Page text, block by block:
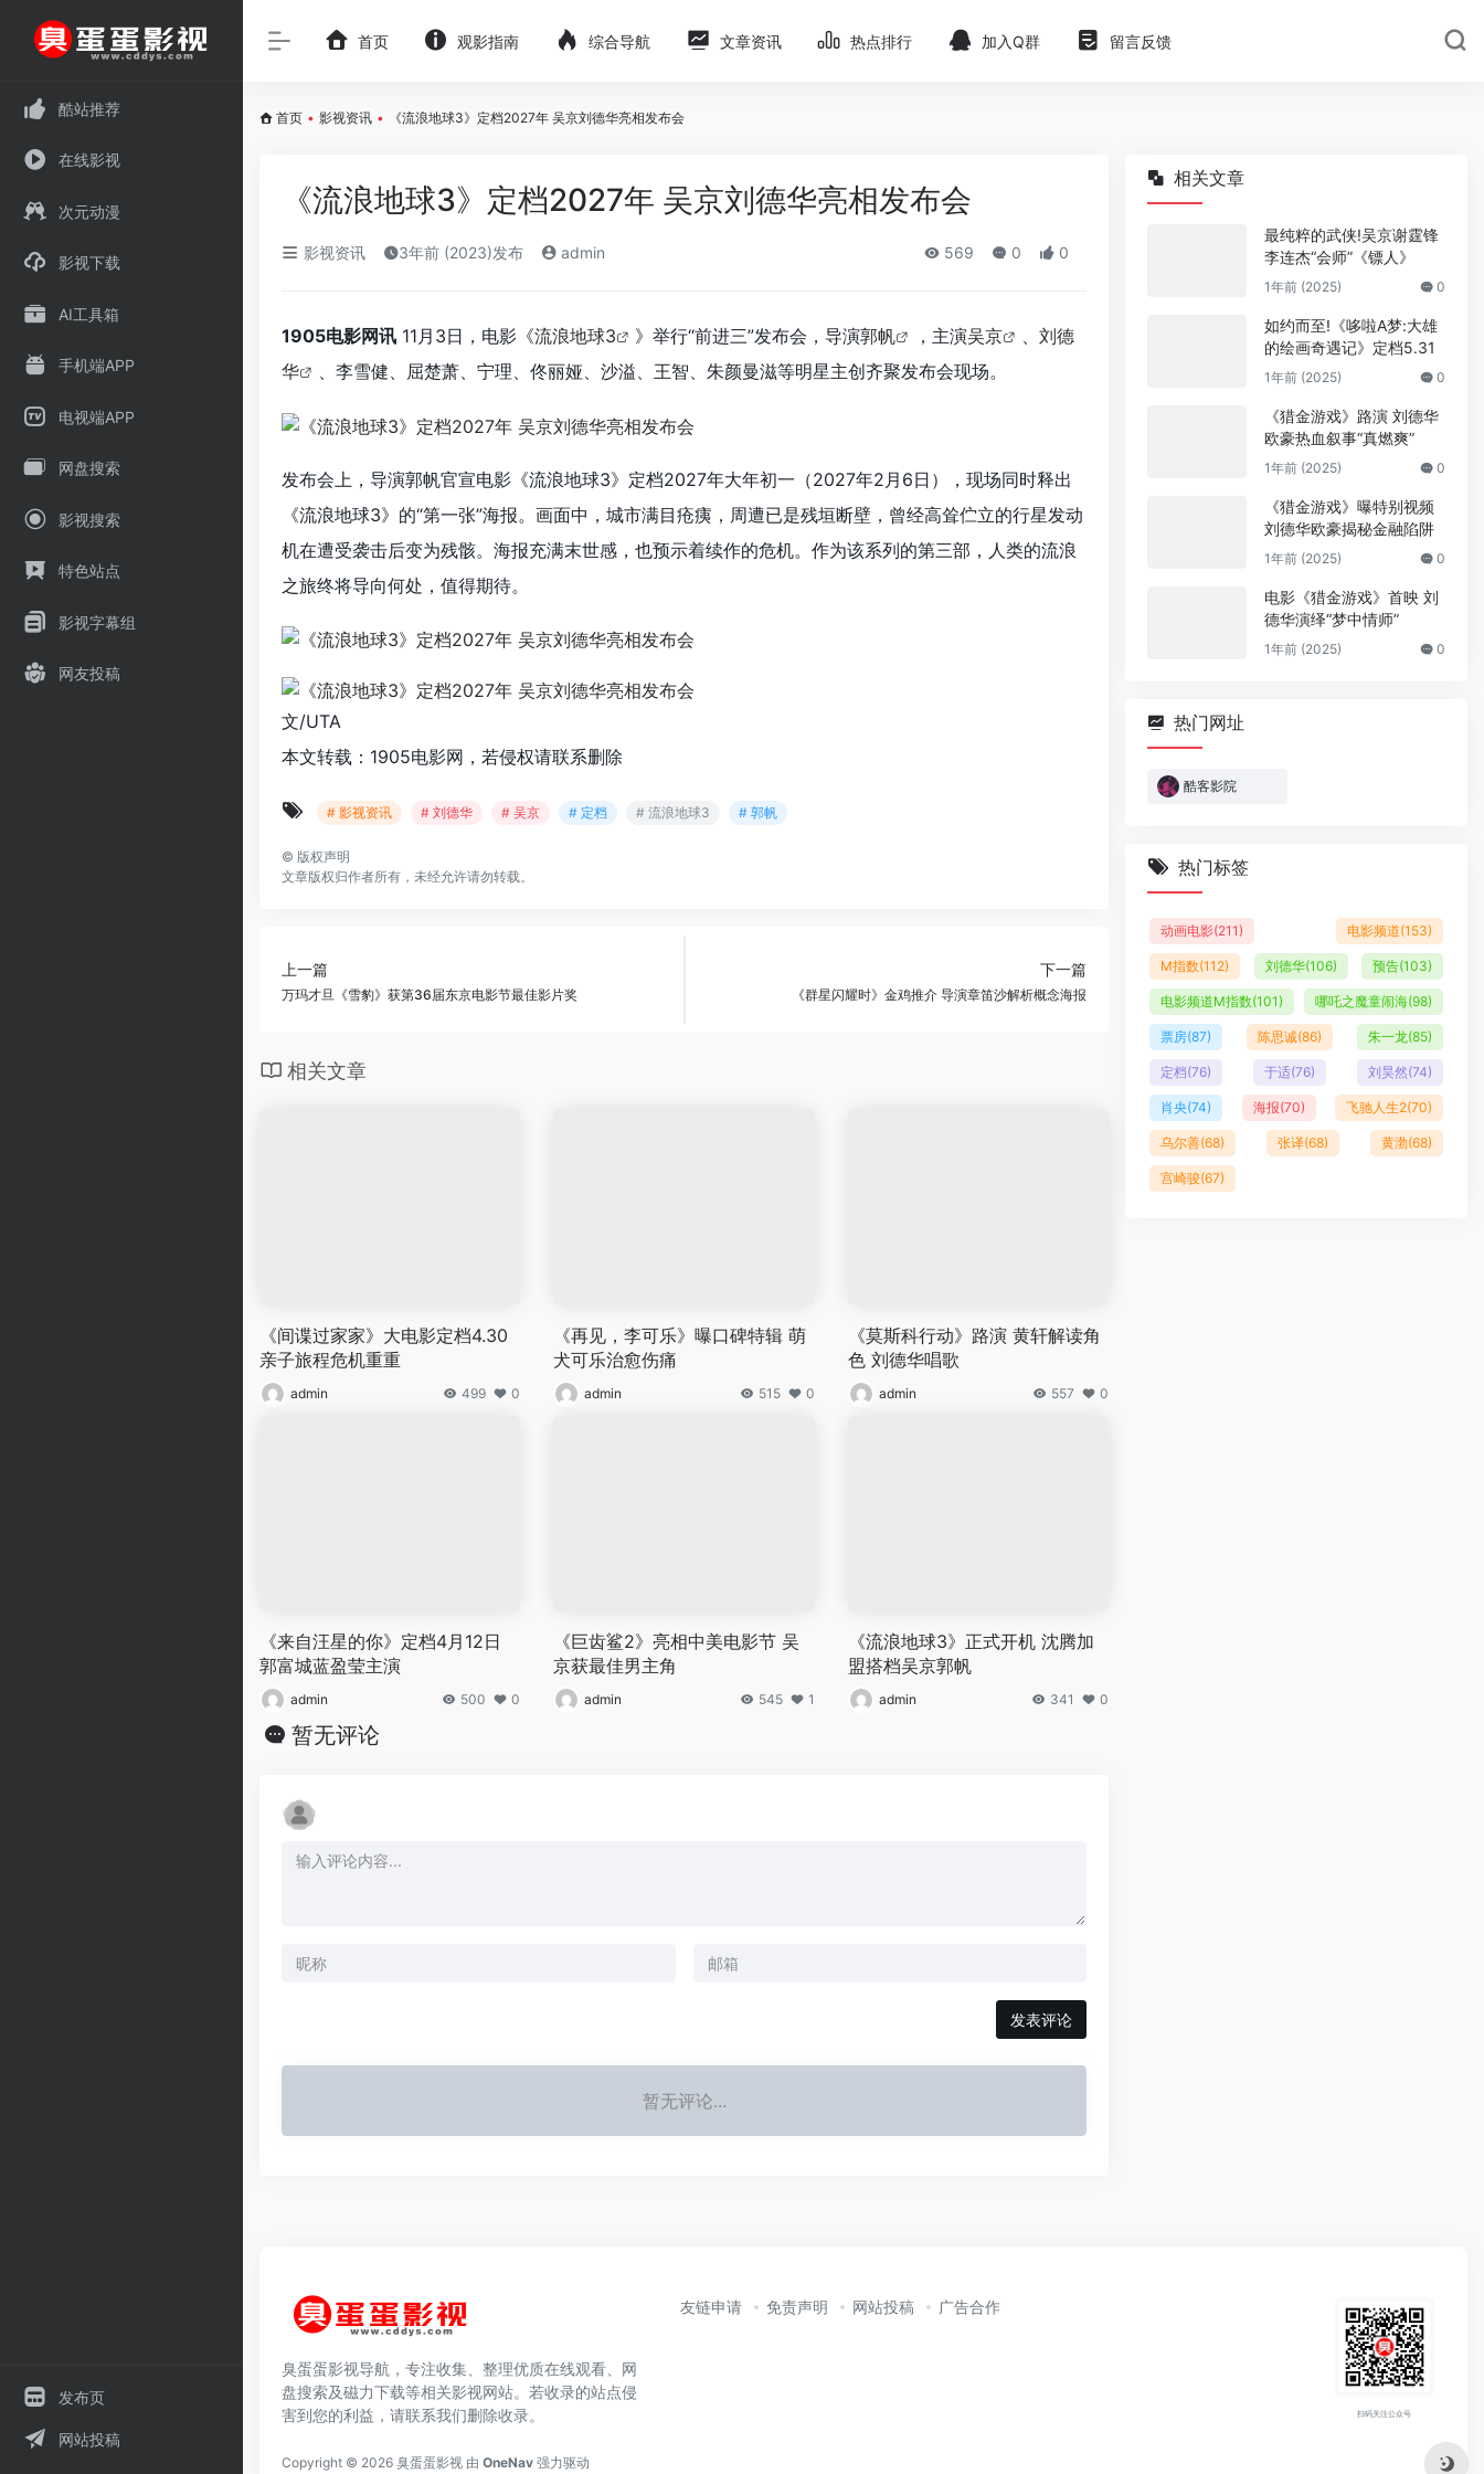
酷站推荐
在线影视
次元动漫
影视下载
AI工具箱
手机端APP
电视端APP
网盘搜索
影视搜索
特色站点
影视字幕组
网友投稿
发布页
网站投稿
首页 观影指南 综合导航 文章资讯 热点排行 加入Q群 留言反馈
首页 • 影视资讯 • 《流浪地球3》定档2027年 吴京刘德华亮相发布会
《流浪地球3》定档2027年 吴京刘德华亮相发布会
影视资讯 3年前 (2023)发布 admin 569 0 0
1905电影网讯 11月3日，电影《流浪地球3 》举行“前进三”发布会，导演郭帆 ，主演吴京 、 刘德
华
、李雪健、屈楚萧、宁理、佟丽娅、沙溢、王智、朱颜曼滋等明星主创齐聚发布会现场。
发布会上，导演郭帆官宣电影《流浪地球3》定档2027年大年初一（2027年2月6日），现场同时释出
《流浪地球3》的“第一张”海报。画面中，城市满目疮痍，周遭已是残垣断壁，曾经高耸伫立的行星发动
机在遭受袭击后变为残骸。海报充满末世感，也预示着续作的危机。作为该系列的第三部，人类的流浪
之旅终将导向何处，值得期待。
文/UTA
本文转载：1905电影网，若侵权请联系删除
# 影视资讯 # 刘德华 # 吴京 # 定档 # 流浪地球3 # 郭帆
© 版权声明
文章版权归作者所有，未经允许请勿转载。
上一篇
万玛才旦《雪豹》获第36届东京电影节最佳影片奖
下一篇
《群星闪耀时》金鸡推介 导演章笛沙解析概念海报
相关文章
《间谍过家家》大电影定档4.30
亲子旅程危机重重
admin 499 0
《再见，李可乐》曝口碑特辑 萌
犬可乐治愈伤痛
admin 515 0
《莫斯科行动》路演 黄轩解读角
色 刘德华唱歌
admin 557 0
《来自汪星的你》定档4月12日
郭富城蓝盈莹主演
admin 500 0
《巨齿鲨2》亮相中美电影节 吴
京获最佳男主角
admin 545 1
《流浪地球3》正式开机 沈腾加
盟搭档吴京郭帆
admin 341 0
暂无评论
发表评论
暂无评论...
相关文章
最纯粹的武侠!吴京谢霆锋
李连杰“会师”《镖人》
1年前 (2025) 0
如约而至!《哆啦A梦:大雄
的绘画奇遇记》定档5.31
1年前 (2025) 0
《猎金游戏》路演 刘德华
欧豪热血叙事“真燃爽”
1年前 (2025) 0
《猎金游戏》曝特别视频
刘德华欧豪揭秘金融陷阱
1年前 (2025) 0
电影《猎金游戏》首映 刘
德华演绎“梦中情师”
1年前 (2025) 0
热门网址
酷客影院
热门标签
动画电影(211) 电影频道(153)
M指数(112) 刘德华(106) 预告(103)
电影频道M指数(101) 哪吒之魔童闹海(98)
票房(87) 陈思诚(86) 朱一龙(85)
定档(76) 于适(76) 刘昊然(74)
肖央(74) 海报(70) 飞驰人生2(70)
乌尔善(68) 张译(68) 黄渤(68)
宫崎骏(67)
臭蛋蛋影视导航，专注收集、整理优质在线观看、网
盘搜索及磁力下载等相关影视网站。若收录的站点侵
害到您的利益，请联系我们删除收录。
友链申请 免责声明 网站投稿 广告合作
扫码关注公众号
Copyright © 2026 臭蛋蛋影视 由 OneNav 强力驱动